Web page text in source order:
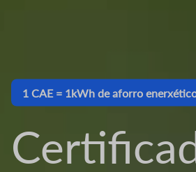
1 CAE = 1kWh de aforro